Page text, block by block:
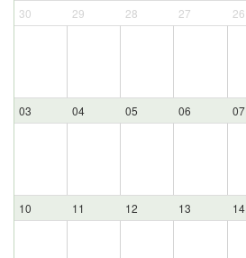
30
29 28 27 26
03 04 05 06 07
10 11 12 13 14